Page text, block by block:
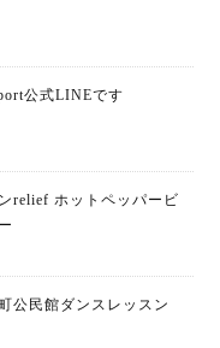
公式LINEです
relief ホットペッパービ
公民館ダンスレッスン